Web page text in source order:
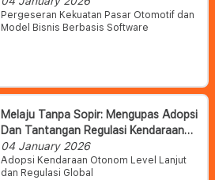
Pergeseran Kekuatan Pasar Otomotif dan
Model Bisnis Berbasis Software
Melaju Tanpa Sopir: Mengupas Adopsi
Dan Tantangan Regulasi Kendaraan
Otonom Level Lanjut
04 January 2026
Adopsi Kendaraan Otonom Level Lanjut
dan Regulasi Global